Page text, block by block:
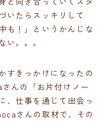
いたらスッキリして
も！」というかんじな
い。。。
すきっかけになったの
んの「お片付けノー
、仕事を通じて出会っ
さんの取材で、その